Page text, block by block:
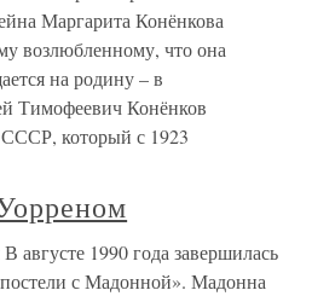
Маргарита Конёнкова
возлюбленному, что она
на родину – в
Тимофеевич Конёнков
который с 1923
августе 1990 года завершилась
с Мадонной». Мадонна